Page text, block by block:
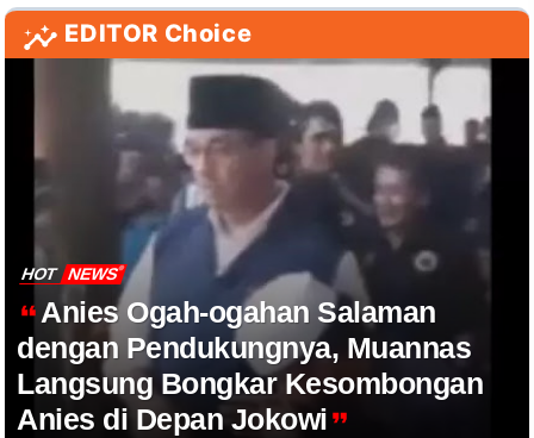
EDITOR Choice
HOT NEWS
Anies Ogah-ogahan Salaman
dengan Pendukungnya, Muannas
Langsung Bongkar Kesombongan
Anies di Depan Jokowi